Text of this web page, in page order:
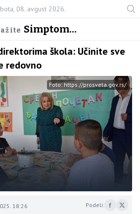
08. avgust 2026.
Simptom...
škola: Učinite sve
redovno
Foto: https://prosveta.gov.rs/
18:26 Podeli: